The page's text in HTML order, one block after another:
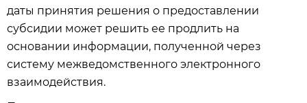
даты принятия решения о предоставлении
субсидии может решить ее продлить на
основании информации, полученной через
систему межведомственного электронного
взаимодействия.